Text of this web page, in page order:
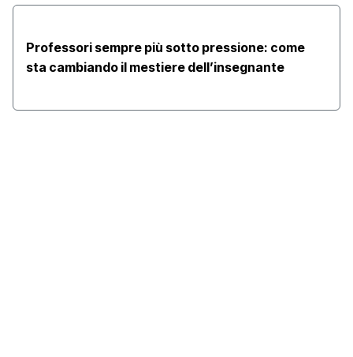
Professori sempre più sotto pressione: come
sta cambiando il mestiere dell’insegnante